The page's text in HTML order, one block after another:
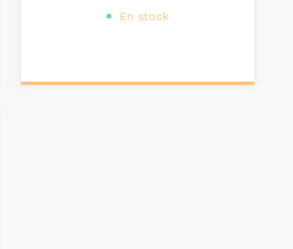
En stock